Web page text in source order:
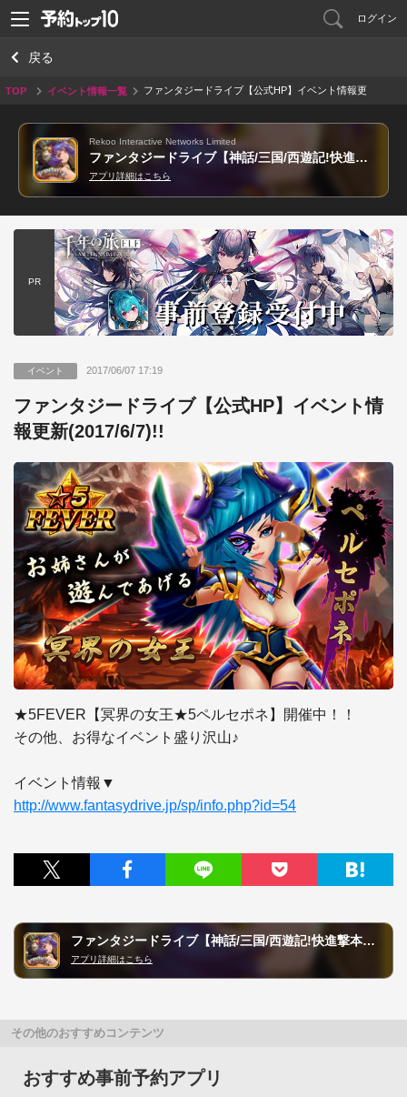
ログイン
戻る
TOP イベント情報一覧
ファンタジードライブ【公式HP】イベント情報更
Rekoo Interactive Networks Limited
ファンタジードライブ【神話/三国/西遊記!快進撃本格RPG!】
アプリ詳細はこちら
PR
イベント 2017/06/07 17:19
ファンタジードライブ【公式HP】イベント情
報更新(2017/6/7)!!
★5FEVER【冥界の女王★5ペルセポネ】開催中！！
その他、お得なイベント盛り沢山♪
http://www.fantasydrive.jp/sp/info.php?id=54
ファンタジードライブ【神話/三国/西遊記!快進撃本格RPG!】
アプリ詳細はこちら
その他のおすすめコンテンツ
おすすめ事前予約アプリ